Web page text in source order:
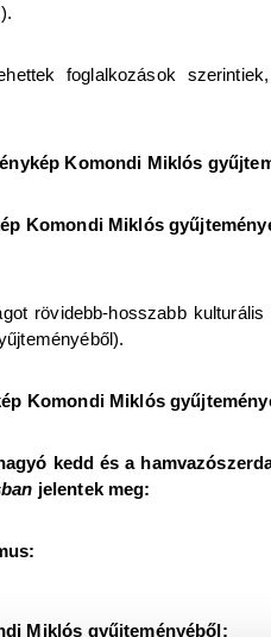
foglalkozások
Komondi Miklós
Komondi Miklós
rövidebb-hosszabb
Komondi Miklós
kedd és a
jelentek meg:
Miklós gyűjteményéből: